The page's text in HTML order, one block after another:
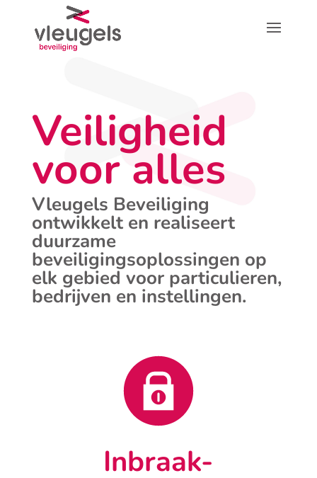
Veiligheid
voor alles
Vleugels Beveiliging
ontwikkelt en realiseert
duurzame
beveiligingsoplossingen op
elk gebied voor particulieren,
bedrijven en instellingen.
Inbraak-